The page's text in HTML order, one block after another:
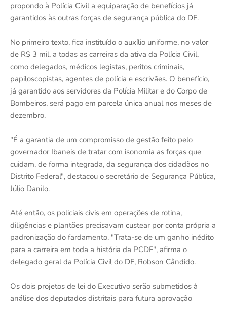
propondo à Polícia Civil a equiparação de benefícios já
garantidos às outras forças de segurança pública do DF.
No primeiro texto, fica instituído o auxílio uniforme, no valor
de R$ 3 mil, a todas as carreiras da ativa da Polícia Civil,
como delegados, médicos legistas, peritos criminais,
papiloscopistas, agentes de polícia e escrivães. O benefício,
já garantido aos servidores da Polícia Militar e do Corpo de
Bombeiros, será pago em parcela única anual nos meses de
dezembro.
"É a garantia de um compromisso de gestão feito pelo
governador Ibaneis de tratar com isonomia as forças que
cuidam, de forma integrada, da segurança dos cidadãos no
Distrito Federal", destacou o secretário de Segurança Pública,
Júlio Danilo.
Até então, os policiais civis em operações de rotina,
diligências e plantões precisavam custear por conta própria a
padronização do fardamento. "Trata-se de um ganho inédito
para a carreira em toda a história da PCDF", afirma o
delegado geral da Polícia Civil do DF, Robson Cândido.
Os dois projetos de lei do Executivo serão submetidos à
análise dos deputados distritais para futura aprovação